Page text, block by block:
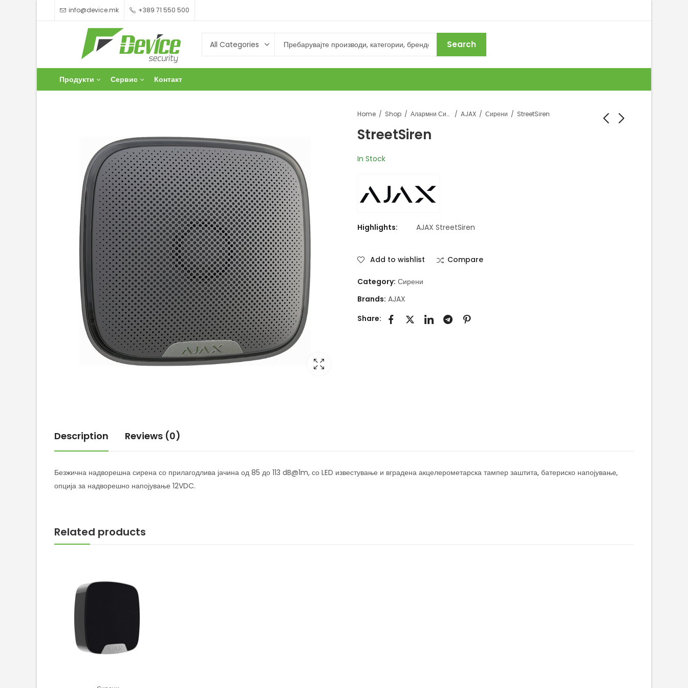
info@device.mk +389 71 550 500
Search
Продукти Сервис Контакт
Home Shop Алармни Системи AJAX Сирени StreetSiren
StreetSiren
In Stock
Highlights: AJAX StreetSiren
Add to wishlist Compare
Category: Сирени
Brands: AJAX
Share:
Description Reviews (0)
Безжична надворешна сирена со прилагодлива јачина од 85 до 113 dB@1m, со LED известување и вградена акцелерометарска тампер заштита, батериско напојување,
опција за надворешно напојување 12VDC.
Related products